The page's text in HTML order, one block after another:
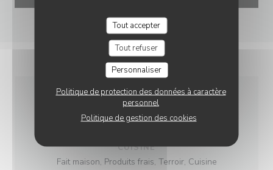
Tout accepter
Tout refuser
Personnaliser
Politique de protection des données à caractère
personnel
Politique de gestion des cookies
INFOS PRATIQUES
CUISINE
Fait maison, Produits frais, Terroir, Cuisine